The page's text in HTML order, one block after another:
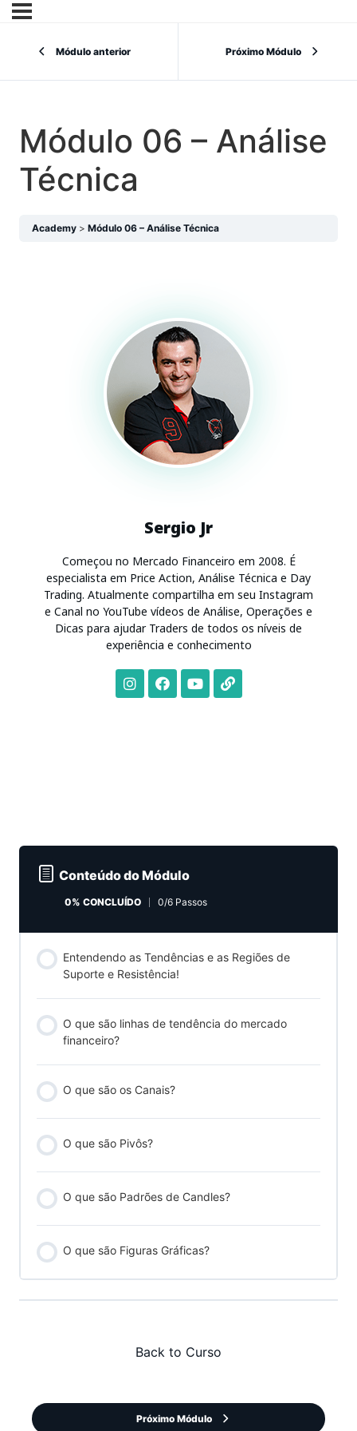
Módulo anterior Próximo Módulo
Módulo 06 – Análise
Técnica
Academy Módulo 06 – Análise Técnica
Sergio Jr
Começou no Mercado Financeiro em 2008. É
especialista em Price Action, Análise Técnica e Day
Trading. Atualmente compartilha em seu Instagram
e Canal no YouTube vídeos de Análise, Operações e
Dicas para ajudar Traders de todos os níveis de
experiência e conhecimento
Conteúdo do Módulo
0% CONCLUÍDO 0/6 Passos
Entendendo as Tendências e as Regiões de
Suporte e Resistência!
O que são linhas de tendência do mercado
financeiro?
O que são os Canais?
O que são Pivôs?
O que são Padrões de Candles?
O que são Figuras Gráficas?
Back to Curso
Próximo Módulo